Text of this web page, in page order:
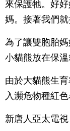
來保護牠。好
媽。接著我們就
為了讓雙胞胎
小貓熊放在保溫
由於大貓熊生
入瀕危物種紅
新唐人亞太電